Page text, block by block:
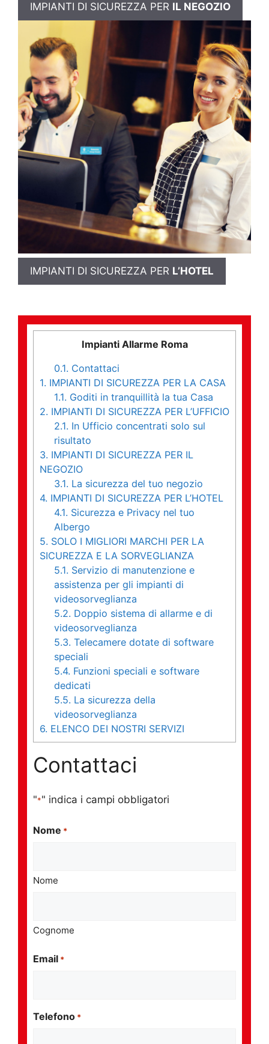
IMPIANTI DI SICUREZZA PER IL NEGOZIO
IMPIANTI DI SICUREZZA PER L’HOTEL
Impianti Allarme Roma
0.1. Contattaci
1. IMPIANTI DI SICUREZZA PER LA CASA
1.1. Goditi in tranquillità la tua Casa
2. IMPIANTI DI SICUREZZA PER L’UFFICIO
2.1. In Ufficio concentrati solo sul
risultato
3. IMPIANTI DI SICUREZZA PER IL
NEGOZIO
3.1. La sicurezza del tuo negozio
4. IMPIANTI DI SICUREZZA PER L’HOTEL
4.1. Sicurezza e Privacy nel tuo
Albergo
5. SOLO I MIGLIORI MARCHI PER LA
SICUREZZA E LA SORVEGLIANZA
5.1. Servizio di manutenzione e
assistenza per gli impianti di
videosorveglianza
5.2. Doppio sistema di allarme e di
videosorveglianza
5.3. Telecamere dotate di software
speciali
5.4. Funzioni speciali e software
dedicati
5.5. La sicurezza della
videosorveglianza
6. ELENCO DEI NOSTRI SERVIZI
Contattaci
"*" indica i campi obbligatori
Nome *
Nome
Cognome
Email *
Telefono *